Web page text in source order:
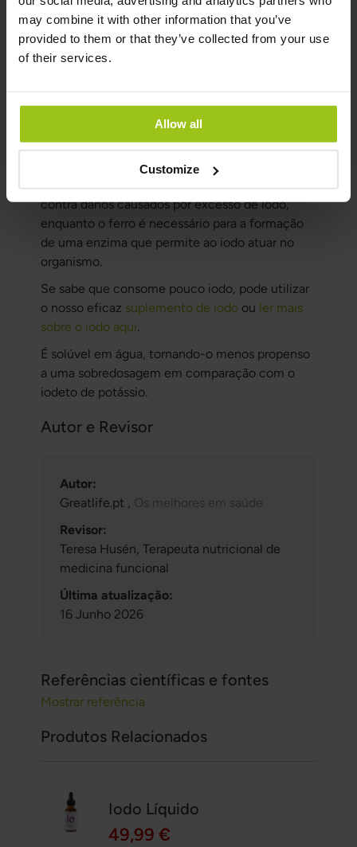
may combine it with other information that you’ve
provided to them or that they’ve collected from your use
of their services.
Allow all
Customize
hipertiroidismo (função aumentada da tiroide)
ou hipotiroidismo. O excesso de iodo pode
bloquear a produção de hormonas tiroideias.
uma vez que o corpo está ajustado para absorver
iodo de forma muito eficiente.
É também importante garantir níveis adequados
de selénio e ferro. O selénio protege a tiroide
contra danos causados por excesso de iodo,
enquanto o ferro é necessário para a formação
de uma enzima que permite ao iodo atuar no
organismo.
Se sabe que consome pouco iodo, pode utilizar
o nosso eficaz suplemento de iodoou ler mais
sobre o iodo aqui.
É solúvel em água, tornando-o menos propenso
a uma sobredosagem em comparação com o
iodeto de potássio.
Autor e Revisor
Autor:
Greatlife.pt , Os melhores em saúde
Revisor:
Teresa Husén, Terapeuta nutricional de
medicina funcional
Última atualização:
16 Junho 2026
Referências científicas e fontes
Mostrar referência
Produtos Relacionados
Iodo Líquido
49,99 €